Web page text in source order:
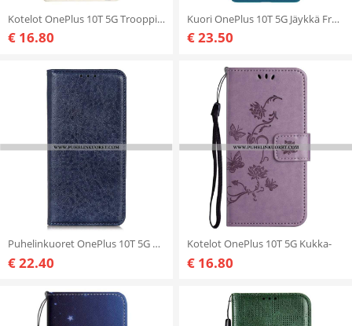
Kotelot OnePlus 10T 5G Trooppiset Kukat
€ 16.80
Kuori OnePlus 10T 5G Jäykkä Frosted Nillkin
€ 23.50
Puhelinkuoret OnePlus 10T 5G Kotelot Flip Teksturoitu Keinonahka
€ 22.40
Kotelot OnePlus 10T 5G Kukka-
€ 16.80